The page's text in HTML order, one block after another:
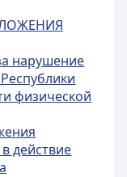
нарушение
физической
действие